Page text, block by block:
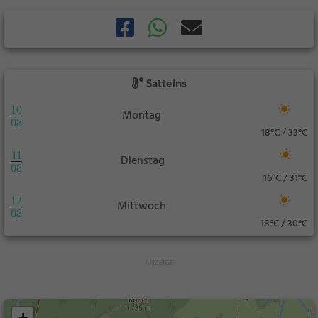
Satteins
10
08
Montag
18°C / 33°C
11
08
Dienstag
16°C / 31°C
12
08
Mittwoch
18°C / 30°C